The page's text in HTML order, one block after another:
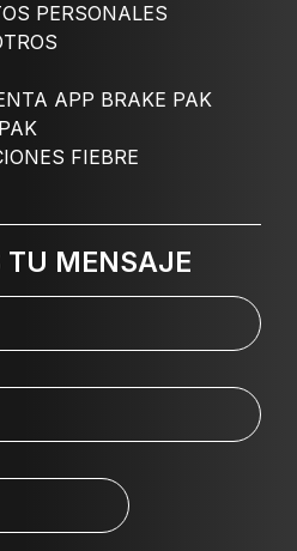
PERSONALES
APP BRAKE PAK
FIEBRE
TU MENSAJE